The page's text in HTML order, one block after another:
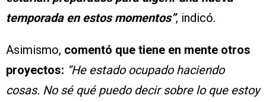
temporada en estos momentos”, indicó.
Asimismo, comentó que tiene en mente otros
proyectos: “He estado ocupado haciendo
cosas. No sé qué puedo decir sobre lo que estoy